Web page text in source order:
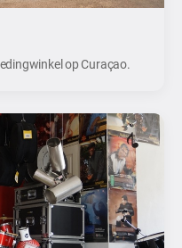
op Curaçao.